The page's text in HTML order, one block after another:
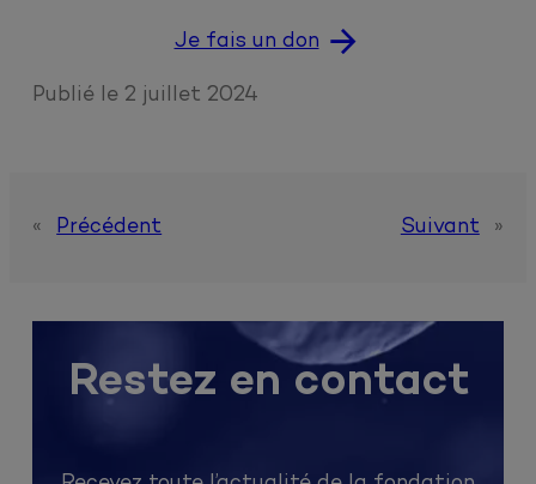
Je fais un don
Publié le2 juillet 2024
« Précédent Suivant »
Restez en contact